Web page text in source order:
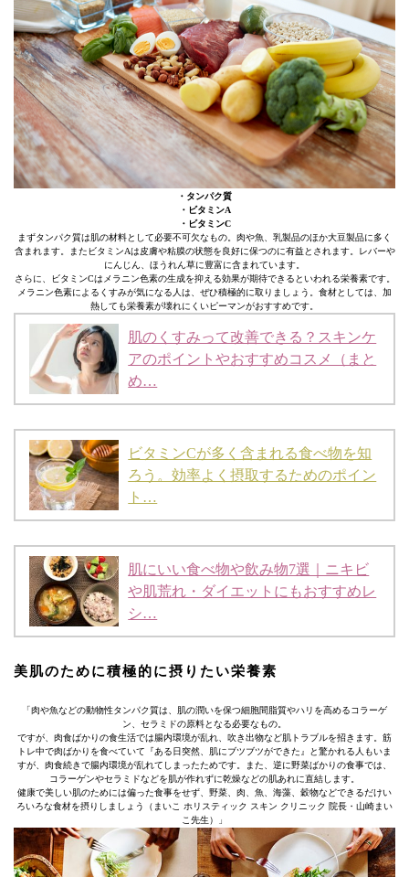
・タンパク質
・ビタミンA
・ビタミンC
まずタンパク質は肌の材料として必要不可欠なもの。肉や魚、乳製品のほか大豆製品に多く
含まれます。またビタミンAは皮膚や粘膜の状態を良好に保つのに有益とされます。レバーや
にんじん、ほうれん草に豊富に含まれています。
さらに、ビタミンCはメラニン色素の生成を抑える効果が期待できるといわれる栄養素です。
メラニン色素によるくすみが気になる人は、ぜひ積極的に取りましょう。食材としては、加
熱しても栄養素が壊れにくいピーマンがおすすめです。
肌のくすみって改善できる？スキンケ
アのポイントやおすすめコスメ（まと
め…
ビタミンCが多く含まれる食べ物を知
ろう。効率よく摂取するためのポイン
ト…
肌にいい食べ物や飲み物7選｜ニキビ
や肌荒れ・ダイエットにもおすすめレ
シ…
美肌のために積極的に摂りたい栄養素
「肉や魚などの動物性タンパク質は、肌の潤いを保つ細胞間脂質やハリを高めるコラーゲ
ン、セラミドの原料となる必要なもの。
ですが、肉食ばかりの食生活では腸内環境が乱れ、吹き出物など肌トラブルを招きます。筋
トレ中で肉ばかりを食べていて『ある日突然、肌にブツブツができた』と驚かれる人もいま
すが、肉食続きで腸内環境が乱れてしまったためです。また、逆に野菜ばかりの食事では、
コラーゲンやセラミドなどを肌が作れずに乾燥などの肌あれに直結します。
健康で美しい肌のためには偏った食事をせず、野菜、肉、魚、海藻、穀物などできるだけい
ろいろな食材を摂りしましょう（まいこ ホリスティック スキン クリニック 院長・山崎まい
こ先生）」